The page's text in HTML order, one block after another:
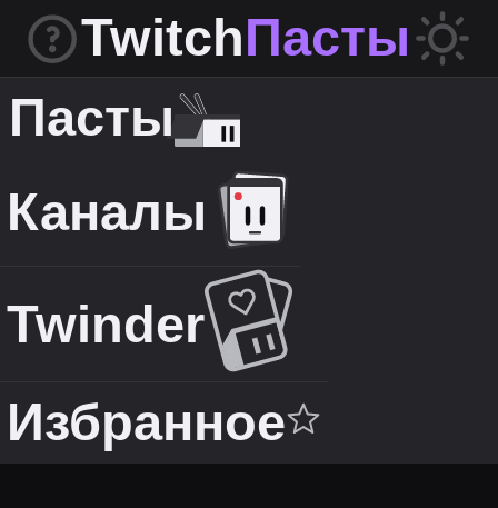
TwitchПасты
Пасты
Каналы
Twinder
Избранное